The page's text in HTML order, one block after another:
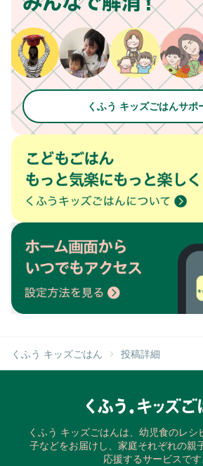
くふう キッズごはんサポ
くふう キッズごはん 投稿詳細
くふう キッズごはんは、幼児食のレシ
子などをお届けし、家庭それぞれの親
応援するサービスです